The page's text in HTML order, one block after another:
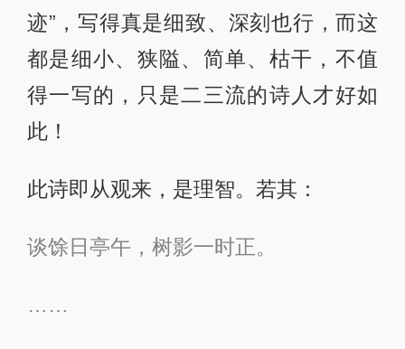
迹”，写得真是细致、深刻也行，而这
都是细小、狭隘、简单、枯干，不值
得一写的，只是二三流的诗人才好如
此！
此诗即从观来，是理智。若其：
谈馀日亭午，树影一时正。
……